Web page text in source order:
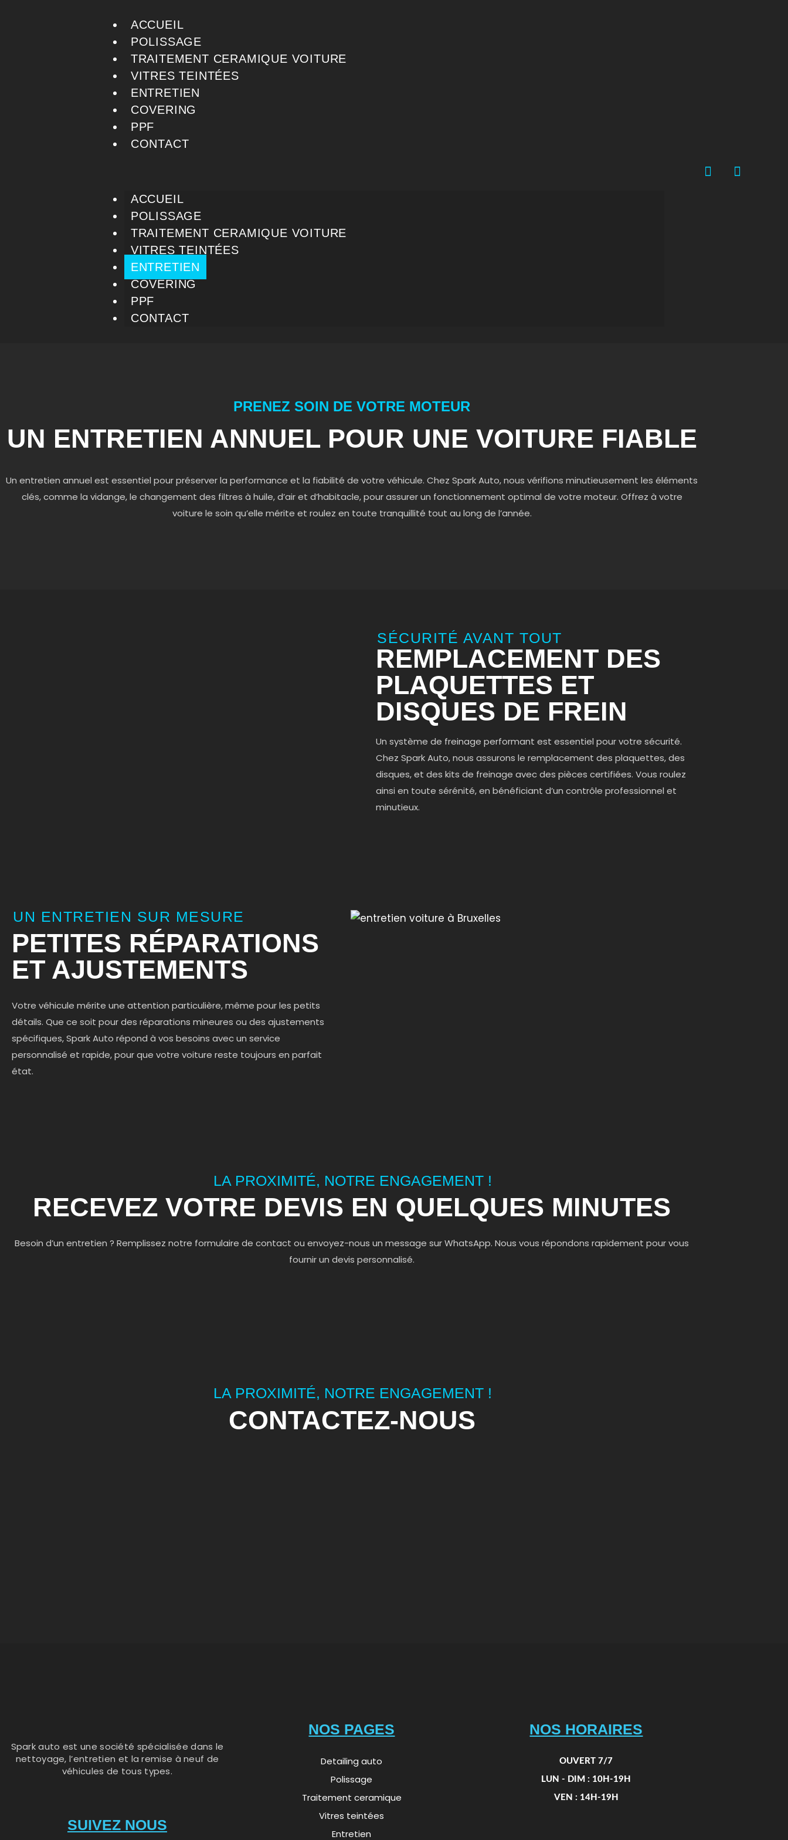
ACCUEIL
POLISSAGE
TRAITEMENT CERAMIQUE VOITURE
VITRES TEINTÉES
ENTRETIEN
COVERING
PPF
CONTACT
ACCUEIL
POLISSAGE
TRAITEMENT CERAMIQUE VOITURE
VITRES TEINTÉES
ENTRETIEN
COVERING
PPF
CONTACT
PRENEZ SOIN DE VOTRE MOTEUR
UN ENTRETIEN ANNUEL POUR UNE VOITURE FIABLE
Un entretien annuel est essentiel pour préserver la performance et la fiabilité de votre véhicule. Chez Spark Auto, nous vérifions minutieusement les éléments
clés, comme la vidange, le changement des filtres à huile, d’air et d’habitacle, pour assurer un fonctionnement optimal de votre moteur. Offrez à votre
voiture le soin qu’elle mérite et roulez en toute tranquillité tout au long de l’année.
SÉCURITÉ AVANT TOUT
REMPLACEMENT DES
PLAQUETTES ET
DISQUES DE FREIN
Un système de freinage performant est essentiel pour votre sécurité.
Chez Spark Auto, nous assurons le remplacement des plaquettes, des
disques, et des kits de freinage avec des pièces certifiées. Vous roulez
ainsi en toute sérénité, en bénéficiant d’un contrôle professionnel et
minutieux.
UN ENTRETIEN SUR MESURE
PETITES RÉPARATIONS
ET AJUSTEMENTS
Votre véhicule mérite une attention particulière, même pour les petits
détails. Que ce soit pour des réparations mineures ou des ajustements
spécifiques, Spark Auto répond à vos besoins avec un service
personnalisé et rapide, pour que votre voiture reste toujours en parfait
état.
LA PROXIMITÉ, NOTRE ENGAGEMENT !
RECEVEZ VOTRE DEVIS EN QUELQUES MINUTES
Besoin d’un entretien ? Remplissez notre formulaire de contact ou envoyez-nous un message sur WhatsApp. Nous vous répondons rapidement pour vous
fournir un devis personnalisé.
LA PROXIMITÉ, NOTRE ENGAGEMENT !
CONTACTEZ-NOUS
Spark auto est une société spécialisée dans le
nettoyage, l’entretien et la remise à neuf de
véhicules de tous types.
SUIVEZ NOUS
NOS PAGES
Detailing auto
Polissage
Traitement ceramique
Vitres teintées
Entretien
NOS HORAIRES
OUVERT 7/7
LUN - DIM : 10H-19H
VEN : 14H-19H